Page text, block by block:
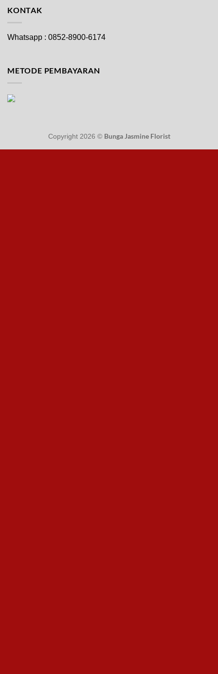
KONTAK
Whatsapp : 0852-8900-6174
METODE PEMBAYARAN
Copyright 2026 © Bunga Jasmine Florist